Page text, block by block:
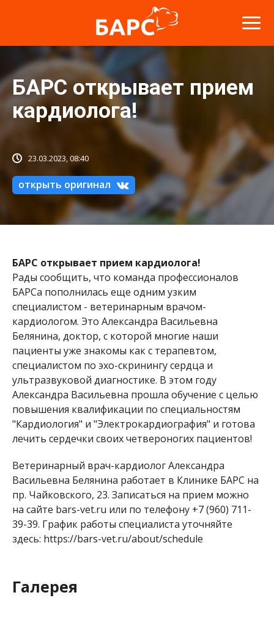
БАРС открывает прием
кардиолога!
23.03.2023, 08:40
открыть оригинал
БАРС открывает прием кардиолога!
Рады сообщить, что команда профессионалов
БАРСа пополнилась еще одним узким
специалистом - ветеринарным врачом-
кардиологом. Это Александра Васильевна
Белянина, доктор, с которой многие наши
пациенты уже знакомы как с терапевтом,
специалистом по эхо-скринингу сердца и
ультразвуковой диагностике. В этом году
Александра Васильевна прошла обучение с целью
повышения квалификации по специальностям
"Кардиология" и "Электрокардиография" и готова
лечить сердечки своих четвероногих пациентов!
Ветеринарный врач-кардиолог Александра
Васильевна Белянина работает в Клинике БАРС на
пр. Чайковского, 23. Записаться на прием можно
на сайте bars-vet.ru или по телефону +7 (960) 711-
39-39. График работы специалиста уточняйте
здесь: https://bars-vet.ru/about/schedule
Галерея